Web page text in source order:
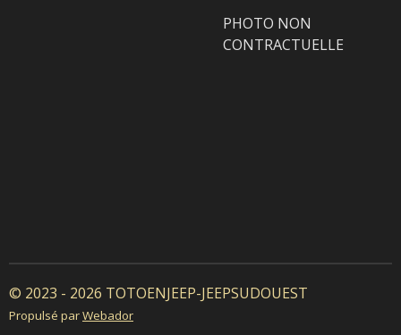
PHOTO NON
CONTRACTUELLE
© 2023 - 2026 TOTOENJEEP-JEEPSUDOUEST
Propulsé parWebador